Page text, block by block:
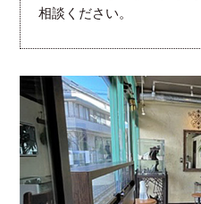
相談ください。